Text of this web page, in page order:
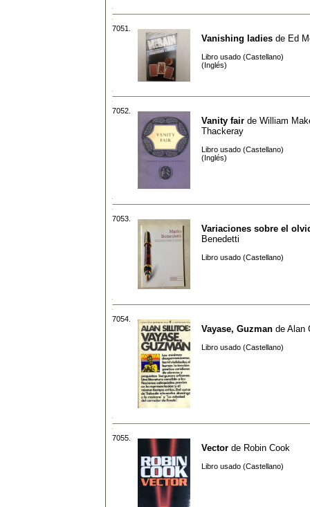
7051.
Vanishing ladies de Ed
Libro usado (Castellano)
(Inglés)
7052.
Vanity fair de William
Thackeray
Libro usado (Castellano)
(Inglés)
7053.
Variaciones sobre el
Benedetti
Libro usado (Castellano)
7054.
Vayase, Guzman de Alan
Libro usado (Castellano)
7055.
Vector de Robin Cook
Libro usado (Castellano)